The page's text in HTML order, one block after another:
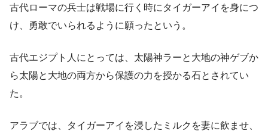
古代ローマの兵士は戦場に行く時にタイガーアイを身につ
け、勇敢でいられるように願ったという。
古代エジプト人にとっては、太陽神ラーと大地の神ゲブか
ら太陽と大地の両方から保護の力を授かる石とされてい
た。
アラブでは、タイガーアイを浸したミルクを妻に飲ませ、